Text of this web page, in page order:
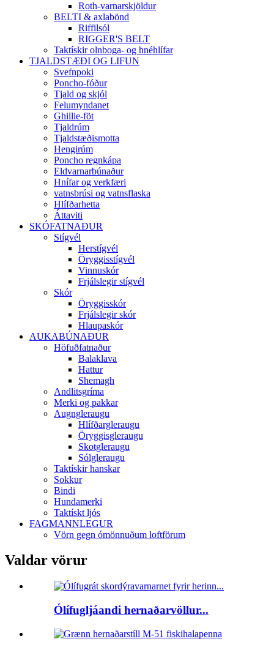
Roth-varnarskjöldur
BELTI & axlabönd
Riffilsól
RIGGER'S BELT
Taktískir olnboga- og hnéhlífar
TJALDSTÆÐI OG LIFUN
Svefnpoki
Poncho-fóður
Tjald og skjól
Felumyndanet
Ghillie-föt
Tjaldrúm
Tjaldstæðismotta
Hengirúm
Poncho regnkápa
Eldvarnarbúnaður
Hnífar og verkfæri
vatnsbrúsi og vatnsflaska
Hlífðarhetta
Áttaviti
SKÓFATNAÐUR
Stígvél
Herstígvél
Öryggisstígvél
Vinnuskór
Frjálslegir stígvél
Skór
Öryggisskór
Frjálslegir skór
Hlaupaskór
AUKABÚNAÐUR
Höfuðfatnaður
Balaklava
Hattur
Shemagh
Andlitsgríma
Merki og pakkar
Augngleraugu
Hlífðargleraugu
Öryggisgleraugu
Skotgleraugu
Sólgleraugu
Taktískir hanskar
Sokkur
Bindi
Hundamerki
Taktískt ljós
FAGMANNLEGUR
Vörn gegn ómönnuðum loftförum
Valdar vörur
Ólífugljáandi hernaðarvöllur...